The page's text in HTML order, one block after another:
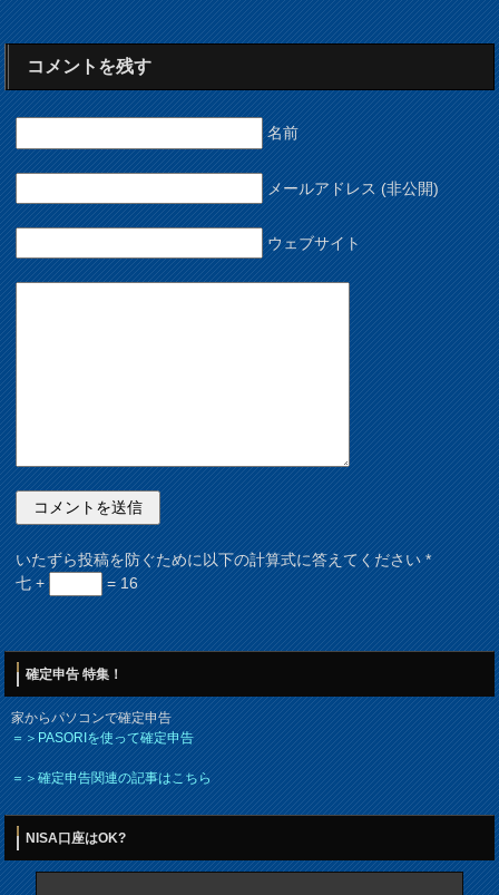
コメントを残す
名前
メールアドレス (非公開)
ウェブサイト
いたずら投稿を防ぐために以下の計算式に答えてください*
七 +
= 16
確定申告 特集！
家からパソコンで確定申告
＝＞PASORIを使って確定申告
＝＞確定申告関連の記事はこちら
NISA口座はOK?